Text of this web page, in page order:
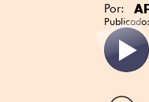
Por:
Publicado: